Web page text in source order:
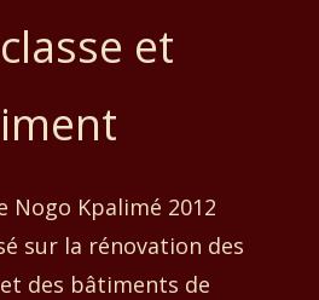
et
Nogo Kpalimé 2012
sur la rénovation des
des bâtiments de